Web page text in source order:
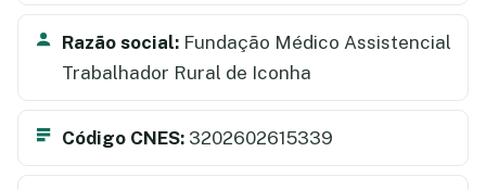
Razão social: Fundação Médico Assistencial
Trabalhador Rural de Iconha
Código CNES: 3202602615339